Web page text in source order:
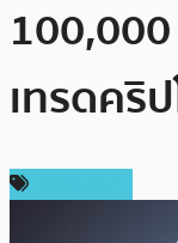
เทรดคริ